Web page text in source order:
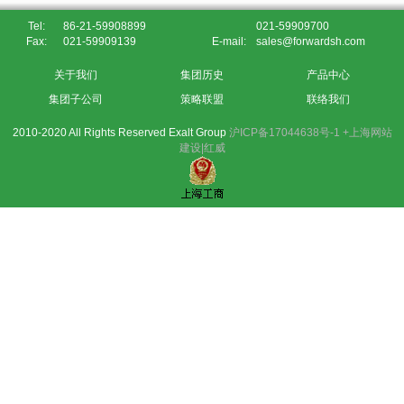
Tel: 86-21-59908899
021-59909700
Fax:
021-59909139 E-mail: sales@forwardsh.com
关于我们 集团历史
产品中心
集团子公司
策略联盟 联络我们
2010-2020 All Rights Reserved Exalt Group 沪ICP备17044638号-1 +上海网站
建设|红威